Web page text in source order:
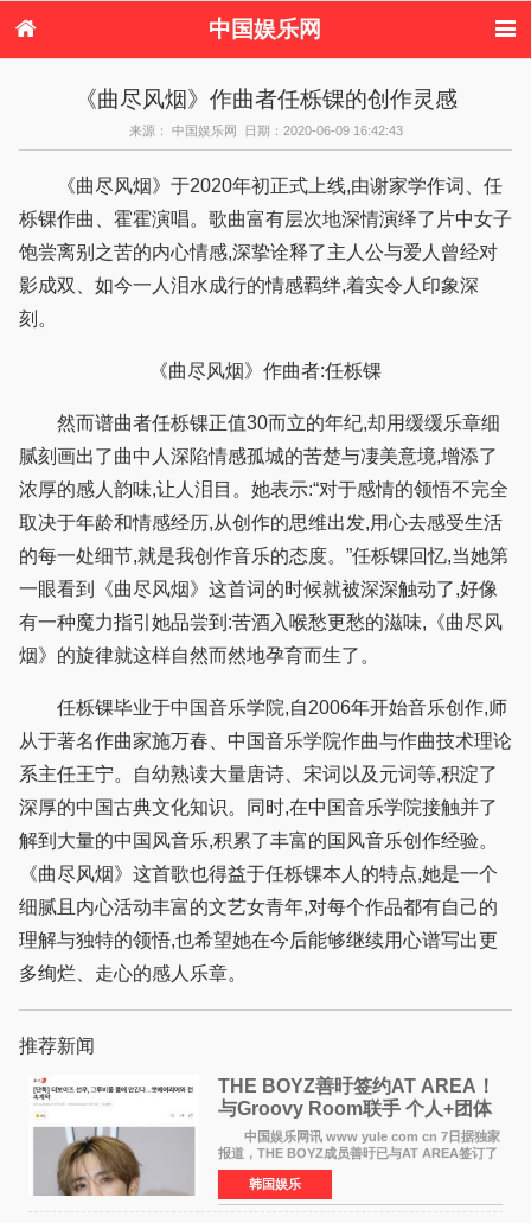
中国娱乐网
港台娱乐
日本娱乐 韩国娱乐
欧美娱乐
音乐新闻 影视新闻
内地明星八卦
港台明星八卦
日本韩国明星
欧美明星八卦
《曲尽风烟》作曲者任栎锞的创作灵感
来源： 中国娱乐网 日期：2020-06-09 16:42:43
《曲尽风烟》于2020年初正式上线,由谢家学作词、任
栎锞作曲、霍霍演唱。歌曲富有层次地深情演绎了片中女子
饱尝离别之苦的内心情感,深挚诠释了主人公与爱人曾经对
影成双、如今一人泪水成行的情感羁绊,着实令人印象深
刻。
《曲尽风烟》作曲者:任栎锞
然而谱曲者任栎锞正值30而立的年纪,却用缓缓乐章细
腻刻画出了曲中人深陷情感孤城的苦楚与凄美意境,增添了
浓厚的感人韵味,让人泪目。她表示:“对于感情的领悟不完全
取决于年龄和情感经历,从创作的思维出发,用心去感受生活
的每一处细节,就是我创作音乐的态度。”任栎锞回忆,当她第
一眼看到《曲尽风烟》这首词的时候就被深深触动了,好像
有一种魔力指引她品尝到:苦酒入喉愁更愁的滋味,《曲尽风
烟》的旋律就这样自然而然地孕育而生了。
任栎锞毕业于中国音乐学院,自2006年开始音乐创作,师
从于著名作曲家施万春、中国音乐学院作曲与作曲技术理论
系主任王宁。自幼熟读大量唐诗、宋词以及元词等,积淀了
深厚的中国古典文化知识。同时,在中国音乐学院接触并了
解到大量的中国风音乐,积累了丰富的国风音乐创作经验。
《曲尽风烟》这首歌也得益于任栎锞本人的特点,她是一个
细腻且内心活动丰富的文艺女青年,对每个作品都有自己的
理解与独特的领悟,也希望她在今后能够继续用心谱写出更
多绚烂、走心的感人乐章。
推荐新闻
THE BOYZ善旴签约AT AREA！
与Groovy Room联手 个人+团体
活动并行
中国娱乐网讯 www yule com cn 7日据独家
报道，THE BOYZ成员善旴已与AT AREA签订了
专属合约。AT AREA是由知名制作人组合
Groovy Room创立的hip-hop厂牌，旗下拥有多
位实力派音乐人，在韩
韩国娱乐